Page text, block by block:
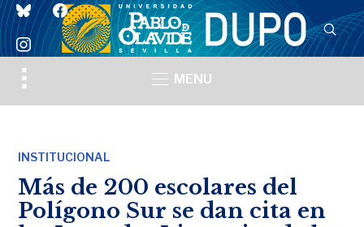
blueskyfacebook
instagram
Toggle
sidebar
MENU
INSTITUCIONAL
Más de 200 escolares del
Polígono Sur se dan cita en